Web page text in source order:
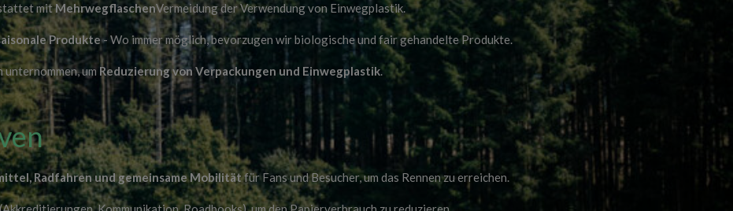
mitMehrwegflaschenVermeidung der Verwendung von Einwegplastik.
Produkte- Wo immer möglich, bevorzugen wir biologische und fair gehandelte Produkte.
um Reduzierung von Verpackungen und Einwegplastik.
Radfahren und gemeinsame Mobilitätfür Fans und Besucher, um das Rennen zu erreichen.